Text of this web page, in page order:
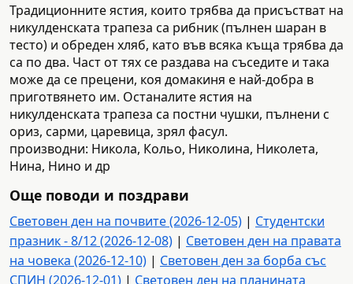
Традиционните ястия, които трябва да присъстват на
никулденската трапеза са рибник (пълнен шаран в
тесто) и обреден хляб, като във всяка къща трябва да
са по два. Част от тях се раздава на съседите и така
може да се прецени, коя домакиня е най-добра в
приготвянето им. Останалите ястия на
никулденската трапеза са постни чушки, пълнени с
ориз, сарми, царевица, зрял фасул.
производни: Никола, Кольо, Николина, Николета,
Нина, Нино и др
Още поводи и поздрави
Световен ден на почвите (2026-12-05) | Студентски
празник - 8/12 (2026-12-08) | Световен ден на правата
на човека (2026-12-10) | Световен ден за борба със
СПИН (2026-12-01) | Световен ден на планината